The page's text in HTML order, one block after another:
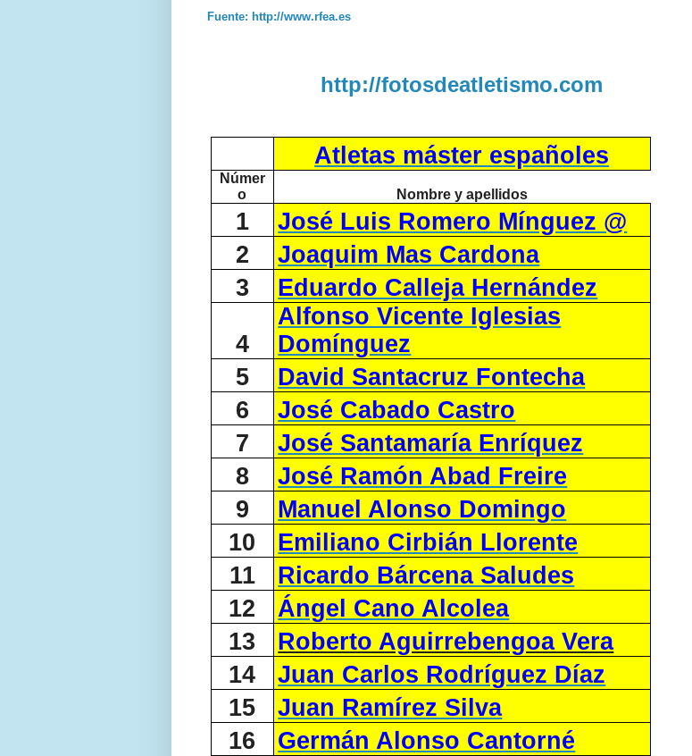
Fuente: http://www.rfea.es
http://fotosdeatletismo.com
Atletas máster españoles
Númer
o
Nombre y apellidos
1
José Luis Romero Mínguez @
2
Joaquim Mas Cardona
3
Eduardo Calleja Hernández
4
Alfonso Vicente Iglesias
Domínguez
5
David Santacruz Fontecha
6
José Cabado Castro
7
José Santamaría Enríquez
8
José Ramón Abad Freire
9
Manuel Alonso Domingo
10
Emiliano Cirbián Llorente
11
Ricardo Bárcena Saludes
12
Ángel Cano Alcolea
13
Roberto Aguirrebengoa Vera
14
Juan Carlos Rodríguez Díaz
15
Juan Ramírez Silva
16
Germán Alonso Cantorné